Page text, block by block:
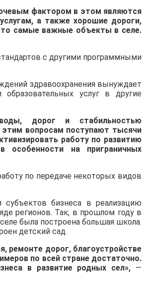
фактором в этом являются
а также хорошие дороги,
самые важные объекты в селе.
с другими программными
здравоохранения вынуждает
услуг в другие
дорог и стабильностью
этим вопросам поступают тысячи
работу по развитию
особенности на приграничных
по передаче некоторых видов
бизнеса в реализацию
регионов. Так, в прошлом году в
была построена большая школа.
детский сад.
ремонте дорог, благоустройстве
по всей стране достаточно.
в развитие родных сел», —